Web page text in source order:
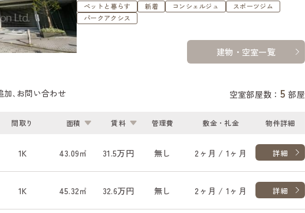
ペットと暮らす 新着 コンシェルジュ
スポーツジム
パークアクシス
建物・空室一覧
加､お問い合わせ 空室部屋数： 5 部屋
間取り 面積 賃料 管理費 敷金・礼金 物件詳細
詳細
1K 43.09㎡ 31.5万円 無し 2ヶ月 / 1ヶ月
詳細
1K 45.32㎡ 32.6万円 無し 2ヶ月 / 1ヶ月